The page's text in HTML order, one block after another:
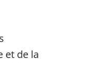
et de la